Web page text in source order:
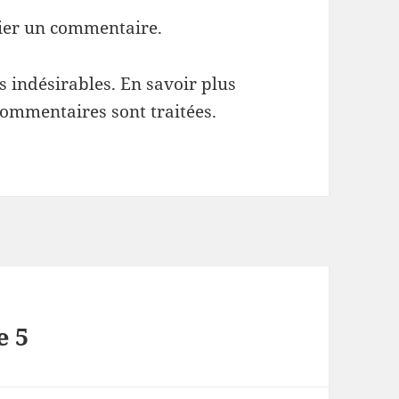
un commentaire.
indésirables.En savoir plus
sont traitées.
5